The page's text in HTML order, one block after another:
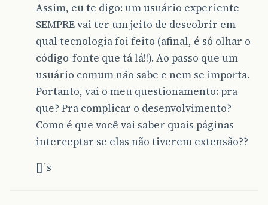
Assim, eu te digo: um usuário experiente
SEMPRE vai ter um jeito de descobrir em
qual tecnologia foi feito (afinal, é só olhar o
código-fonte que tá lá!!). Ao passo que um
usuário comum não sabe e nem se importa.
Portanto, vai o meu questionamento: pra
que? Pra complicar o desenvolvimento?
Como é que você vai saber quais páginas
interceptar se elas não tiverem extensão??
[]´s